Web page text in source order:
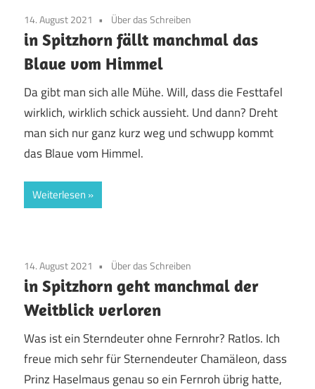
14. August 2021 Über das Schreiben
in Spitzhorn fällt manchmal das
Blaue vom Himmel
Da gibt man sich alle Mühe. Will, dass die Festtafel
wirklich, wirklich schick aussieht. Und dann? Dreht
man sich nur ganz kurz weg und schwupp kommt
das Blaue vom Himmel.
Weiterlesen
14. August 2021 Über das Schreiben
in Spitzhorn geht manchmal der
Weitblick verloren
Was ist ein Sterndeuter ohne Fernrohr? Ratlos. Ich
freue mich sehr für Sternendeuter Chamäleon, dass
Prinz Haselmaus genau so ein Fernroh übrig hatte,